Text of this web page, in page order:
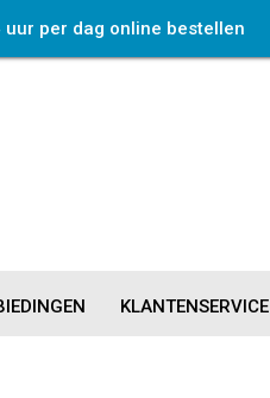
uur per dag online bestellen
KLANTENSERVICE